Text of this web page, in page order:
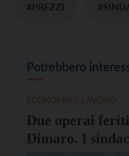
#PREZZI
Potrebbero
Due operai
Dimaro. I